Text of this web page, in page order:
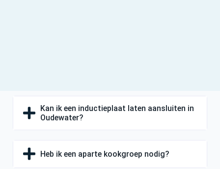
Kan ik een inductieplaat laten aansluiten in
Oudewater?
Heb ik een aparte kookgroep nodig?